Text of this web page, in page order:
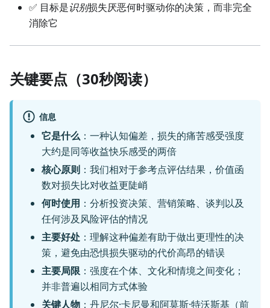
✅ 目标是识别损失厌恶何时驱动你的决策，而非完全
消除它
关键要点（30秒阅读）
信息
它是什么 ：一种认知偏差，损失的痛苦感受强度
大约是同等收益快乐感受的两倍
核心原则 ：我们相对于参考点评估结果，价值函
数对损失比对收益更陡峭
何时使用 ：分析投资决策、营销策略、谈判以及
任何涉及风险评估的情况
主要好处 ：理解这种偏差有助于做出更理性的决
策，避免由恐惧损失驱动的代价高昂的错误
主要局限 ：强度在个体、文化和情境之间变化；
并非普遍以相同方式体验
关键人物 ：丹尼尔·卡尼曼和阿莫斯·特沃斯基（前